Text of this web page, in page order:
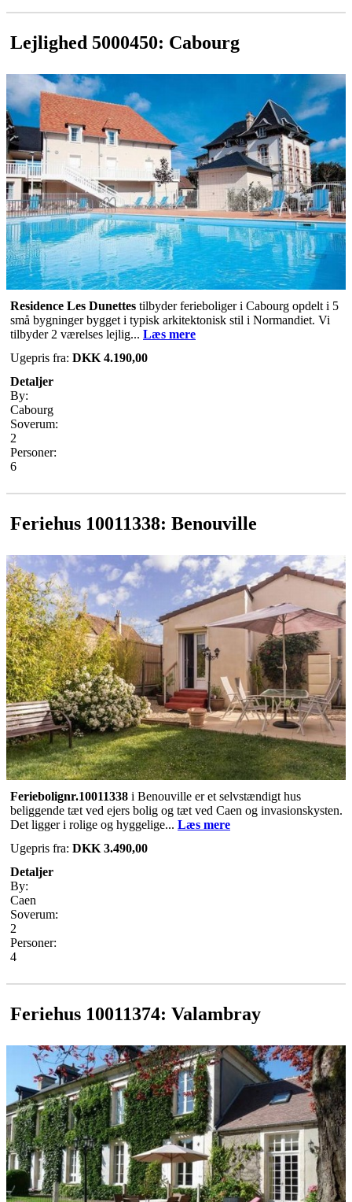
Lejlighed 5000450: Cabourg
Residence Les Dunettes tilbyder ferieboliger i Cabourg opdelt i 5
små bygninger bygget i typisk arkitektonisk stil i Normandiet. Vi
tilbyder 2 værelses lejlig... Læs mere
Ugepris fra: DKK 4.190,00
Detaljer
By:
Cabourg
Soverum:
2
Personer:
6
Feriehus 10011338: Benouville
Feriebolignr.10011338 i Benouville er et selvstændigt hus
beliggende tæt ved ejers bolig og tæt ved Caen og invasionskysten.
Det ligger i rolige og hyggelige... Læs mere
Ugepris fra: DKK 3.490,00
Detaljer
By:
Caen
Soverum:
2
Personer:
4
Feriehus 10011374: Valambray